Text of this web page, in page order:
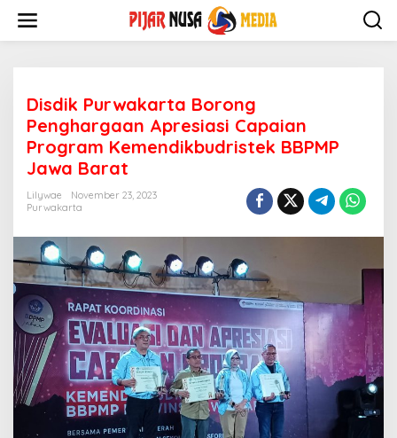
content
Disdik Purwakarta Borong
Penghargaan Apresiasi Capaian
Program Kemendikbudristek BBPMP
Jawa Barat
Lilywae
November 23, 2023
Purwakarta